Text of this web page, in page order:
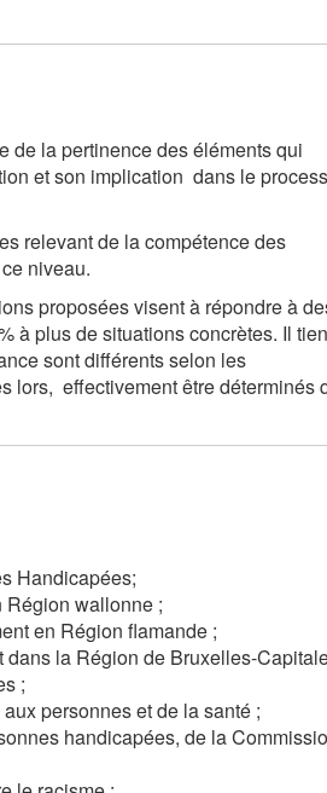
de la pertinence des éléments qui
et son implication dans le
relevant de la compétence des
niveau.
proposées visent à répondre à
à plus de situations concrètes. Il
sont différents selon les
lors, effectivement être déterminés
Handicapées;
Région wallonne ;
en Région flamande ;
la Région de Bruxelles-
;
personnes et de la santé ;
handicapées, de la